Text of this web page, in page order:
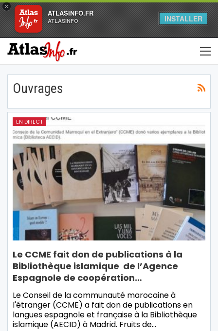
×
ATLASINFO.FR
ATLASINFO INSTALLER
Ouvrages
EN DIRECT
Le CCME fait don de publications à la
Bibliothèque islamique de l’Agence
Espagnole de coopération…
Le Conseil de la communauté marocaine à
l'étranger (CCME) a ​​fait don de publications en
langues espagnole et française à la Bibliothèque
islamique (AECID) à Madrid. Fruits de…